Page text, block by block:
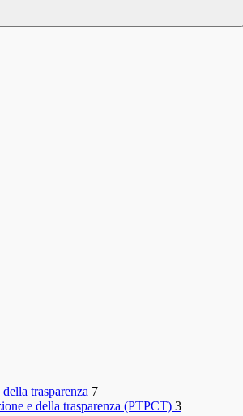
trasparenza 7
e della trasparenza (PTPCT) 3